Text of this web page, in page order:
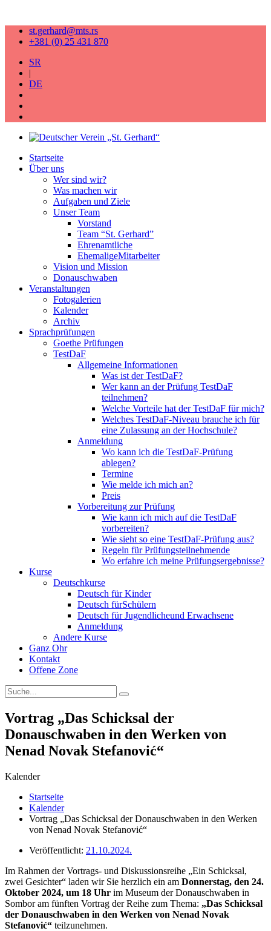
st.gerhard@mts.rs
+381 (0) 25 431 870
SR
|
DE
Startseite
Über uns
Wer sind wir?
Was machen wir
Aufgaben und Ziele
Unser Team
Vorstand
Team “St. Gerhard”
Ehrenamtliche
EhemaligeMitarbeiter
Vision und Mission
Donauschwaben
Veranstaltungen
Fotogalerien
Kalender
Archiv
Sprachprüfungen
Goethe Prüfungen
TestDaF
Allgemeine Informationen
Was ist der TestDaF?
Wer kann an der Prüfung TestDaF
teilnehmen?
Welche Vorteile hat der TestDaF für mich?
Welches TestDaF-Niveau brauche ich für
eine Zulassung an der Hochschule?
Anmeldung
Wo kann ich die TestDaF-Prüfung
ablegen?
Termine
Wie melde ich mich an?
Preis
Vorbereitung zur Prüfung
Wie kann ich mich auf die TestDaF
vorbereiten?
Wie sieht so eine TestDaF-Prüfung aus?
Regeln für Prüfungsteilnehmende
Wo erfahre ich meine Prüfungsergebnisse?
Kurse
Deutschkurse
Deutsch für Kinder
Deutsch fürSchülern
Deutsch für Jugendlicheund Erwachsene
Anmeldung
Andere Kurse
Ganz Ohr
Kontakt
Offene Zone
Vortrag „Das Schicksal der
Donauschwaben in den Werken von
Nenad Novak Stefanović“
Kalender
Startseite
Kalender
Vortrag „Das Schicksal der Donauschwaben in den Werken
von Nenad Novak Stefanović“
Veröffentlicht: 21.10.2024.
Im Rahmen der Vortrags- und Diskussionsreihe „Ein Schicksal,
zwei Gesichter“ laden wir Sie herzlich ein am Donnerstag, den 24.
Oktober 2024, um 18 Uhr im Museum der Donauschwaben in
Sombor am fünften Vortrag der Reihe zum Thema: „Das Schicksal
der Donauschwaben in den Werken von Nenad Novak
Stefanović“ teilzunehmen.